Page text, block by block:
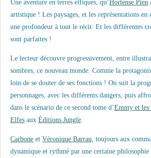
Une aventure en terres elfiques, qu’Hortense Pien
artistique ! Les paysages, et les représentations en
une profondeur à tout le récit. Et les différentes
sont parfaites !
Le lecteur découvre progressivement, entre
sombres, ce nouveau monde. Comme la
loin de se douter de ses fonctions ! On suit la
personnages, avec les différents dangers, puis
dans le scénario de ce second tome d’Emmy et les
Elfes aux Éditions Jungle.
Carbone et Véronique Barrau, toujours aux
dynamique et rythmé par une certaine